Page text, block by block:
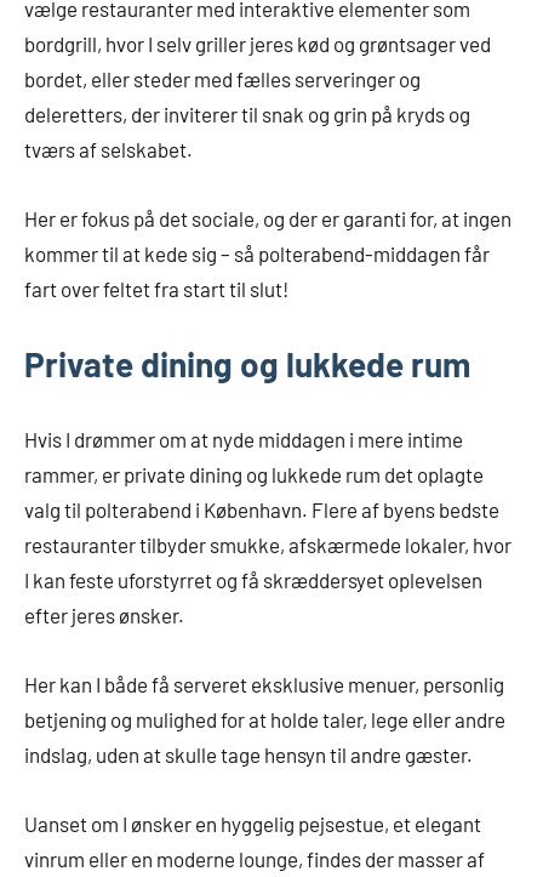
vælge restauranter med interaktive elementer som
bordgrill, hvor I selv griller jeres kød og grøntsager ved
bordet, eller steder med fælles serveringer og
deleretters, der inviterer til snak og grin på kryds og
tværs af selskabet.
Her er fokus på det sociale, og der er garanti for, at ingen
kommer til at kede sig – så polterabend-middagen får
fart over feltet fra start til slut!
Private dining og lukkede rum
Hvis I drømmer om at nyde middagen i mere intime
rammer, er private dining og lukkede rum det oplagte
valg til polterabend i København. Flere af byens bedste
restauranter tilbyder smukke, afskærmede lokaler, hvor
I kan feste uforstyrret og få skræddersyet oplevelsen
efter jeres ønsker.
Her kan I både få serveret eksklusive menuer, personlig
betjening og mulighed for at holde taler, lege eller andre
indslag, uden at skulle tage hensyn til andre gæster.
Uanset om I ønsker en hyggelig pejsestue, et elegant
vinrum eller en moderne lounge, findes der masser af